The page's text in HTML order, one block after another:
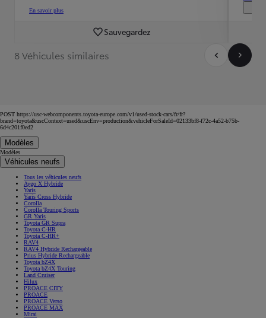
En savoir plus
Sauvegardez
8 Véhicules similaires
POST https://usc-webcomponents.toyota-europe.com/v1/used-stock-cars/fr/fr?
brand=toyota&uscContext=used&uscEnv=production&vehicleForSaleId=02133bf8-f72c-4a52-b75b-
6d4c201f0ed2
Modèles
Modèles
Véhicules neufs
Tous les véhicules neufs
Aygo X Hybride
Yaris
Yaris Cross Hybride
Corolla
Corolla Touring Sports
GR Yaris
Toyota GR Supra
Toyota C-HR
Toyota C-HR+
RAV4
RAV4 Hybride Rechargeable
Prius Hybride Rechargeable
Toyota bZ4X
Toyota bZ4X Touring
Land Cruiser
Hilux
PROACE CITY
PROACE
PROACE Verso
PROACE MAX
Mirai